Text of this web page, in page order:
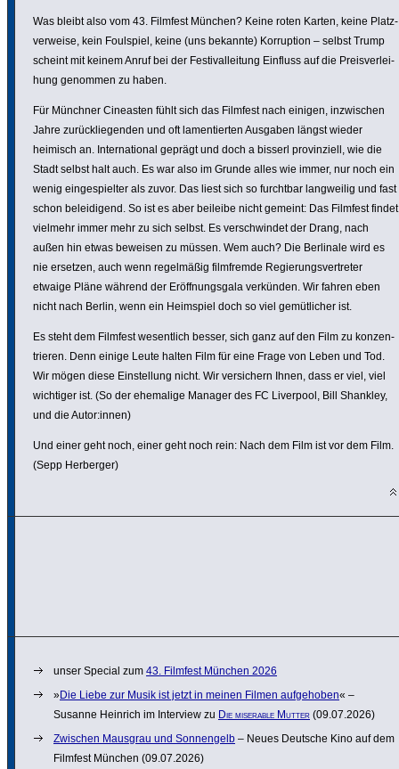
Was bleibt also vom 43. Filmfest München? Keine roten Karten, keine Platz­
ver­weise, kein Foulspiel, keine (uns bekannte) Korrup­tion – selbst Trump
scheint mit keinem Anruf bei der Festi­val­lei­tung Einfluss auf die Preis­ver­lei­
hung genommen zu haben.
Für Münchner Cineasten fühlt sich das Filmfest nach einigen, inzwi­schen
Jahre zurück­lie­genden und oft lamen­tierten Ausgaben längst wieder
heimisch an. Inter­na­tional geprägt und doch a bisserl provin­ziell, wie die
Stadt selbst halt auch. Es war also im Grunde alles wie immer, nur noch ein
wenig einge­spielter als zuvor. Das liest sich so furchtbar lang­weilig und fast
schon belei­di­gend. So ist es aber beileibe nicht gemeint: Das Filmfest findet
vielmehr immer mehr zu sich selbst. Es verschwindet der Drang, nach
außen hin etwas beweisen zu müssen. Wem auch? Die Berlinale wird es
nie ersetzen, auch wenn regel­mäßig film­fremde Regie­rungs­ver­treter
etwaige Pläne während der Eröff­nungs­gala verkünden. Wir fahren eben
nicht nach Berlin, wenn ein Heimspiel doch so viel gemüt­li­cher ist.
Es steht dem Filmfest wesent­lich besser, sich ganz auf den Film zu konzen­
trieren. Denn einige Leute halten Film für eine Frage von Leben und Tod.
Wir mögen diese Einstel­lung nicht. Wir versi­chern Ihnen, dass er viel, viel
wichtiger ist. (So der ehemalige Manager des FC Liverpool, Bill Shankley,
und die Autor:innen)
Und einer geht noch, einer geht noch rein: Nach dem Film ist vor dem Film.
(Sepp Herberger)
unser Special zum 43. Filmfest München 2026
»Die Liebe zur Musik ist jetzt in meinen Filmen aufge­hoben« –
Susanne Heinrich im Interview zu Die miserable Mutter (09.07.2026)
Zwischen Mausgrau und Sonnen­gelb – Neues Deutsche Kino auf dem
Filmfest München (09.07.2026)